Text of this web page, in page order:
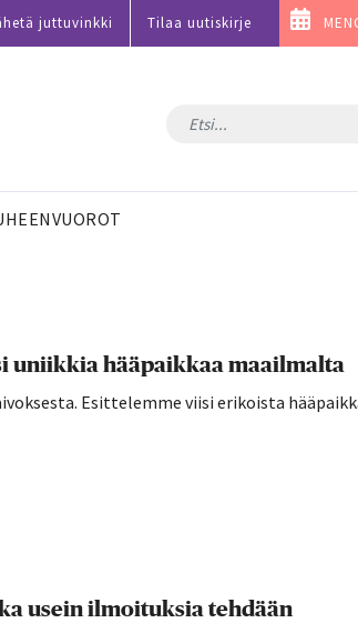
juttuvinkki Tilaa uutiskirje
uniikkia hääpaikkaa maailmalta
Esittelemme viisi erikoista
usein ilmoituksia tehdään